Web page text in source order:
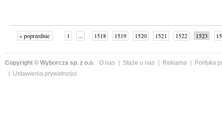
« poprzednie 1 ... 1518 1519 1520 1521 1522 1523
Copyright © Wyborcza sp. z o.o. O nas Staże u nas Reklama
Polityka
Ustawienia prywatności